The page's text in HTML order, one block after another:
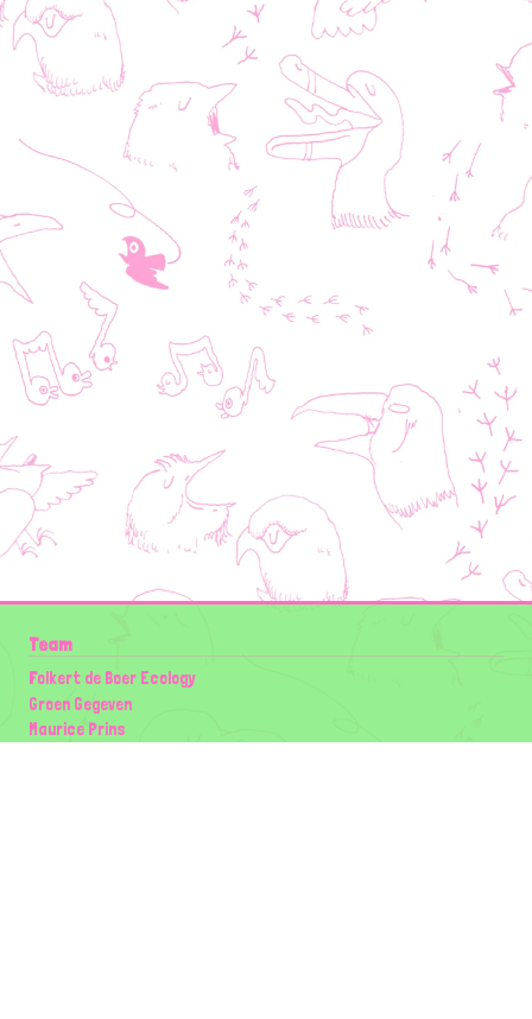
Team
Folkert de Boer Ecology
Groen Gegeven
Maurice Prins